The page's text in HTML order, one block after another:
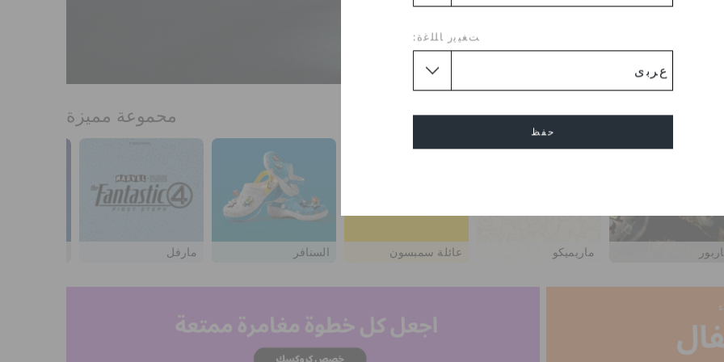
ﺖﻐﻴﻳﺭ ﺎﻠﻠﻏﺓ:
حفظ
محموعة مميزة
مارفل السنافر عائلة سمبسون ماريميكو